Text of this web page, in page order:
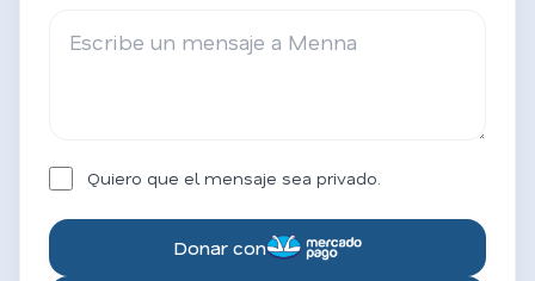
Quiero que el mensaje sea privado.
Donar con